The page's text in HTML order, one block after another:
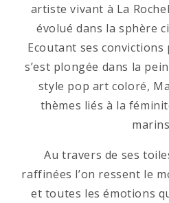
artiste vivant à La
évolué dans la sphère
Ecoutant ses
s’est plongée dans la
style pop art coloré,
thèmes liés à la
Au travers de ses
raffinées l’on ressent le
et toutes les émotions